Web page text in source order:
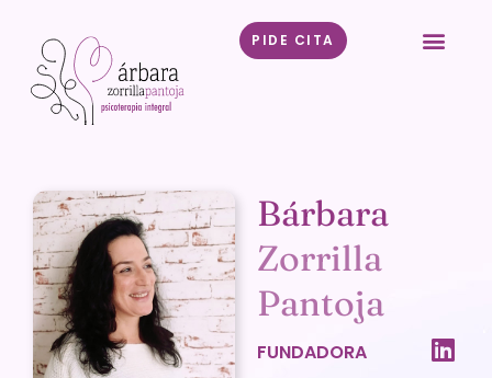
PIDE CITA
Bárbara
Zorrilla
Pantoja
FUNDADORA